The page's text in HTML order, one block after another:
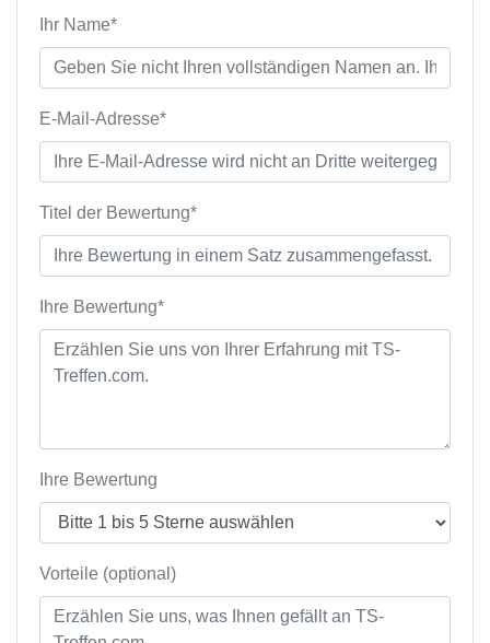
Ihr Name*
E-Mail-Adresse*
Titel der Bewertung*
Ihre Bewertung*
Ihre Bewertung
Vorteile (optional)